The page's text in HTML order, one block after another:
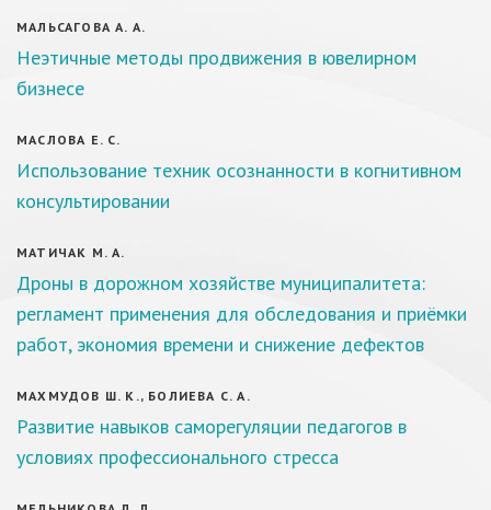
МАЛЬСАГОВА А. А.
Неэтичные методы продвижения в ювелирном
бизнесе
МАСЛОВА Е. С.
Использование техник осознанности в когнитивном
консультировании
МАТИЧАК М. А.
Дроны в дорожном хозяйстве муниципалитета:
регламент применения для обследования и приёмки
работ, экономия времени и снижение дефектов
МАХМУДОВ Ш. К., БОЛИЕВА С. А.
Развитие навыков саморегуляции педагогов в
условиях профессионального стресса